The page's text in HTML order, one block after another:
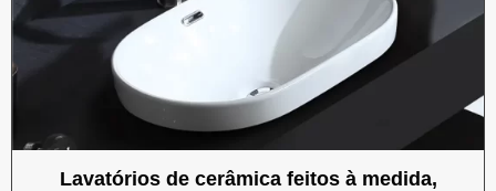
Lavatórios de cerâmica feitos à medida,